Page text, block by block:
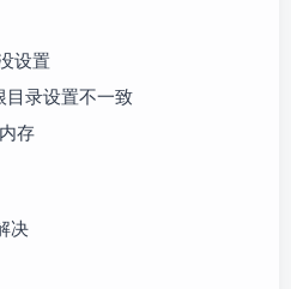
设置
目录设置不一致
存
决